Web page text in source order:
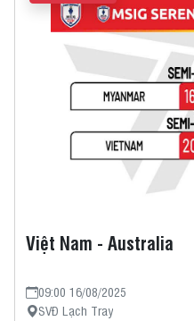
Việt Nam - Australia
09:00 16/08/2025
SVĐ Lạch Tray